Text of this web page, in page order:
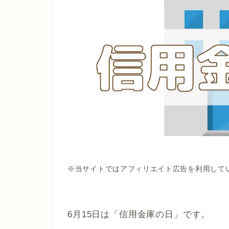
※当サイトではアフィリエイト広告を利用して
6月15日は「信用金庫の日」です。